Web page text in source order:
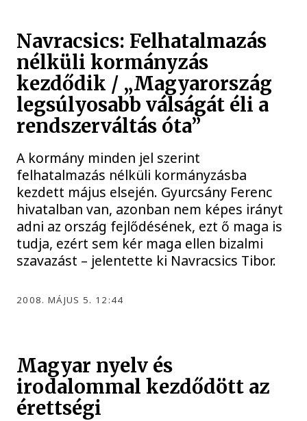
Navracsics: Felhatalmazás
nélküli kormányzás
kezdődik / „Magyarország
legsúlyosabb válságát éli a
rendszerváltás óta”
A kormány minden jel szerint
felhatalmazás nélküli kormányzásba
kezdett május elsején. Gyurcsány Ferenc
hivatalban van, azonban nem képes irányt
adni az ország fejlődésének, ezt ő maga is
tudja, ezért sem kér maga ellen bizalmi
szavazást – jelentette ki Navracsics Tibor.
2008. MÁJUS 5. 12:44
Magyar nyelv és
irodalommal kezdődött az
érettségi